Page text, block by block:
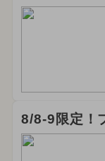
8/8-9限定！